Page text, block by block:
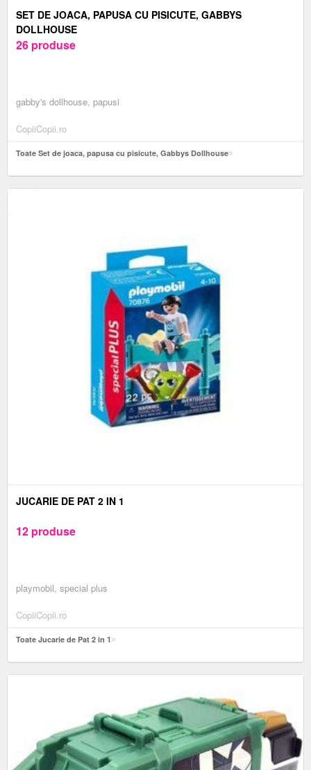
SET DE JOACA, PAPUSA CU PISICUTE, GABBYS
DOLLHOUSE
26 produse
gabby's dollhouse, papusi
CopiiCopii.ro
Toate Set de joaca, papusa cu pisicute, Gabbys Dollhouse
JUCARIE DE PAT 2 IN 1
12 produse
playmobil, special plus
CopiiCopii.ro
Toate Jucarie de Pat 2 in 1